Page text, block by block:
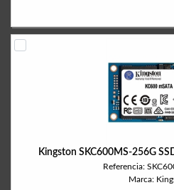
Kingston SKC600MS-256G
Referencia:
Marca: